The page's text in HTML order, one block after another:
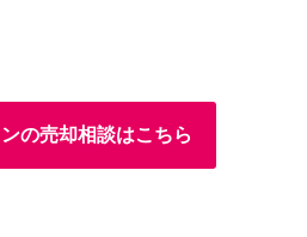
の売却相談はこちら